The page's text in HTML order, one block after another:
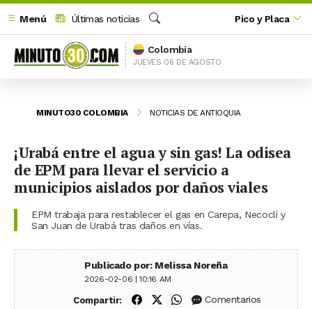
Menú
Últimas noticias
Buscar
Pico y Placa
Colombia
JUEVES 06 DE AGOSTO
MINUTO30 COLOMBIA NOTICIAS DE ANTIOQUIA
¡Urabá entre el agua y sin gas! La odisea
de EPM para llevar el servicio a
municipios aislados por daños viales
EPM trabaja para restablecer el gas en Carepa, Necoclí y
San Juan de Urabá tras daños en vías.
Publicado por: Melissa Noreña
2026-02-06 | 10:16 AM
Compartir: Compartir en Facebook
Compartir en X (Twitter)
Compartir en WhatsApp
Comentarios